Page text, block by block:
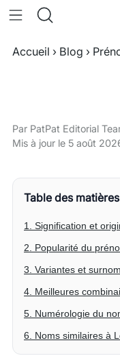
Accueil › Blog ›
Par PatPat Editorial
Mis à jour le 5 août
Table des matières
1. Signification et
2. Popularité du
3. Variantes et
4. Meilleures
5. Numérologie du
6. Noms similaires à